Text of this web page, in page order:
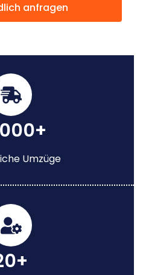
anfragen
Umzüge